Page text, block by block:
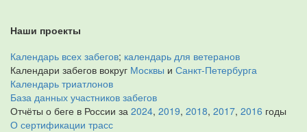
Наши проекты
Календарь всех забегов; календарь для ветеранов
Календари забегов вокруг Москвы и Санкт-Петербурга
Календарь триатлонов
База данных участников забегов
Отчёты о беге в России за 2024, 2019, 2018, 2017, 2016 годы
О сертификации трасс